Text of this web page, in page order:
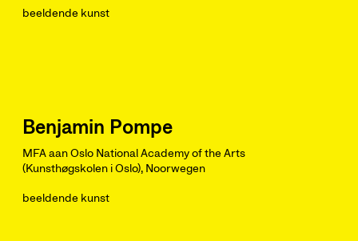
beeldende kunst
Benjamin Pompe
MFA aan Oslo National Academy of the Arts
(Kunsthøgskolen i Oslo), Noorwegen
beeldende kunst